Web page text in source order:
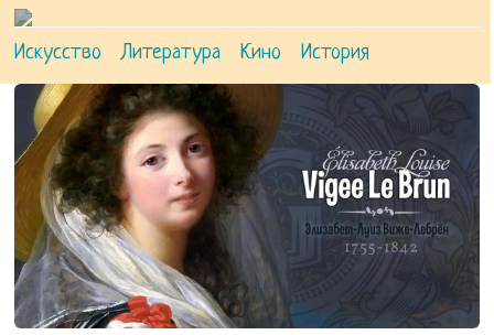
Искусство Литература Кино История